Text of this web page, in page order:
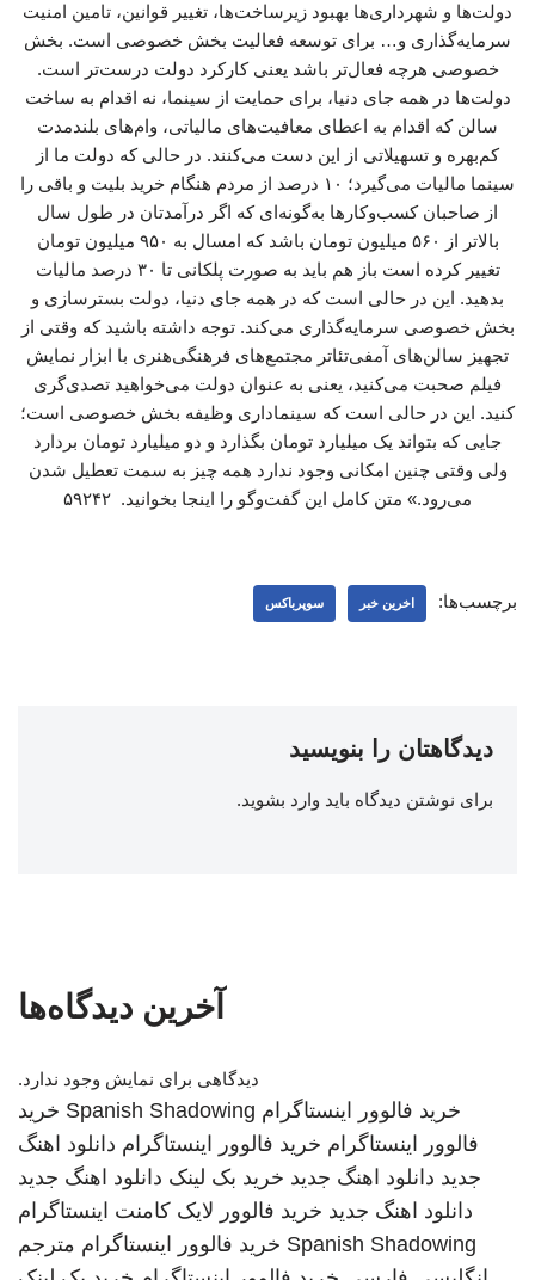
دولت‌ها و شهرداری‌ها بهبود زیرساخت‌ها، تغییر قوانین، تامین امنیت
سرمایه‌گذاری و… برای توسعه فعالیت بخش خصوصی است. بخش
خصوصی هرچه‌ فعال‌تر باشد یعنی کارکرد دولت درست‌تر است.
دولت‌ها در همه جای دنیا، برای حمایت از سینما، نه اقدام به ساخت
سالن که اقدام به اعطای معافیت‌های مالیاتی، وام‌های بلندمدت
کم‌بهره و تسهیلاتی از این دست می‌کنند. در حالی که دولت ما از
سینما مالیات می‌گیرد؛ ۱۰ درصد از مردم هنگام خرید بلیت و باقی را
از صاحبان کسب‌وکارها به‌گونه‌ای که اگر درآمدتان در طول سال
بالاتر از ۵۶۰ میلیون تومان باشد که امسال به ۹۵۰ میلیون تومان
تغییر کرده است باز هم باید به صورت پلکانی تا ۳۰ درصد مالیات
بدهید. این در حالی است که در همه جای دنیا، دولت بسترسازی و
بخش خصوصی سرمایه‌گذاری می‌کند. توجه داشته باشید که وقتی از
تجهیز سالن‌های آمفی‌تئاتر مجتمع‌های فرهنگی‌هنری با ابزار نمایش
فیلم صحبت می‌کنید، یعنی به عنوان دولت می‌خواهید تصدی‌گری
کنید. این در حالی است که سینماداری وظیفه بخش خصوصی است؛
جایی که بتواند یک میلیارد تومان بگذارد و دو میلیارد تومان بردارد
ولی وقتی چنین امکانی وجود ندارد همه چیز به سمت تعطیل شدن
می‌رود.» متن کامل این گفت‌وگو را اینجا بخوانید. ۵۹۲۴۲
برچسب‌ها: اخرین خبر سوپرباکس
دیدگاهتان را بنویسید
برای نوشتن دیدگاه باید وارد بشوید.
آخرین دیدگاه‌ها
دیدگاهی برای نمایش وجود ندارد.
خرید فالوور اینستاگرام Spanish Shadowing خرید
فالوور اینستاگرام خرید فالوور اینستاگرام دانلود اهنگ
جدید دانلود اهنگ جدید خرید بک لینک دانلود اهنگ جدید
دانلود اهنگ جدید خرید فالوور لایک کامنت اینستاگرام
Spanish Shadowing خرید فالوور اینستاگرام مترجم